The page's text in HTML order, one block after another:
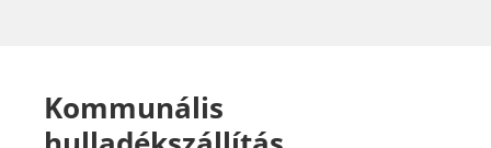
Kommunális